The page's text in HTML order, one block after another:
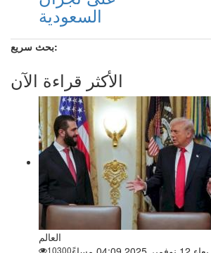
السعودية
بحث سريع:
الأكثر قراءة الآن
العالم
10300